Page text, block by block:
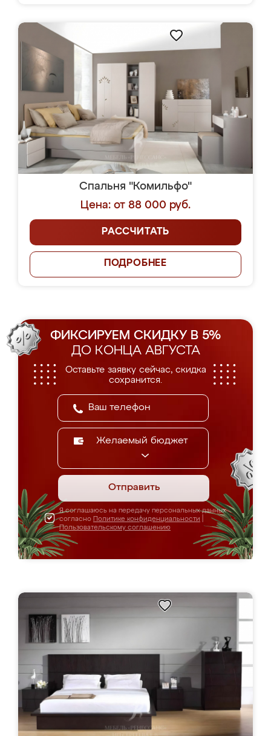
Спальня "Комильфо"
Цена: от 88 000 руб.
РАССЧИТАТЬ
ПОДРОБНЕЕ
ФИКСИРУЕМ СКИДКУ В 5%
ДО КОНЦА АВГУСТА
Оставьте заявку сейчас, скидка
сохранится.
Желаемый бюджет
Отправить
Я соглашаюсь на передачу персональных данных
согласно Политике конфиденциальности
Пользовательскому соглашению